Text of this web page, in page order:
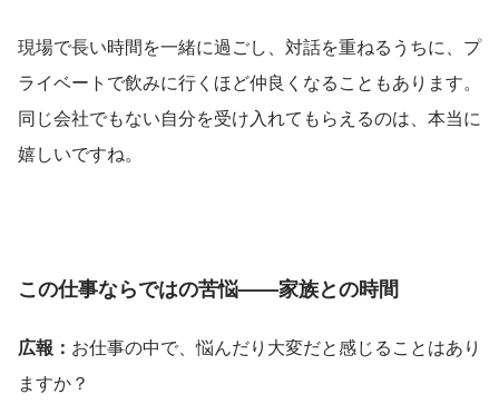
現場で長い時間を一緒に過ごし、対話を重ねるうちに、プ
ライベートで飲みに行くほど仲良くなることもあります。
同じ会社でもない自分を受け入れてもらえるのは、本当に
嬉しいですね。
この仕事ならではの苦悩——家族との時間
広報： お仕事の中で、悩んだり大変だと感じることはあり
ますか？